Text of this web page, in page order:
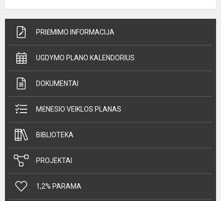
PRIĖMIMO INFORMACIJA
UGDYMO PLANO KALENDORIUS
DOKUMENTAI
MĖNESIO VEIKLOS PLANAS
BIBLIOTEKA
PROJEKTAI
1,2% PARAMA